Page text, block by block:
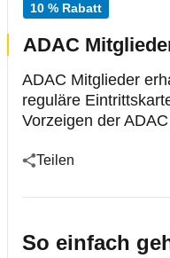
10 % Rabatt
ADAC
ADAC Mitglieder
reguläre
Vorzeigen der
Teilen
So einfach